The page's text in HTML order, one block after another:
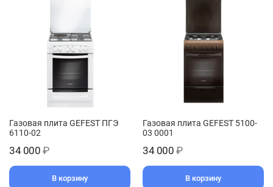
Газовая плита GEFEST ПГЭ
6110-02
34 000 ₽
В корзину
Газовая плита GEFEST 5100-
03 0001
34 000 ₽
В корзину